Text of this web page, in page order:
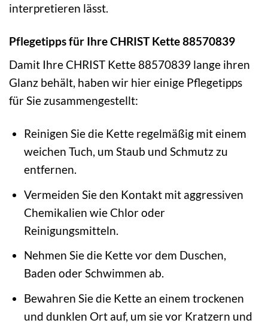
interpretieren lässt.
Pflegetipps für Ihre CHRIST Kette 88570839
Damit Ihre CHRIST Kette 88570839 lange ihren
Glanz behält, haben wir hier einige Pflegetipps
für Sie zusammengestellt:
Reinigen Sie die Kette regelmäßig mit einem
weichen Tuch, um Staub und Schmutz zu
entfernen.
Vermeiden Sie den Kontakt mit aggressiven
Chemikalien wie Chlor oder
Reinigungsmitteln.
Nehmen Sie die Kette vor dem Duschen,
Baden oder Schwimmen ab.
Bewahren Sie die Kette an einem trockenen
und dunklen Ort auf, um sie vor Kratzern und